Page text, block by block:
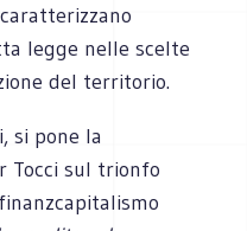
legge nelle scelte
del territorio.
si pone la
Tocci sul trionfo